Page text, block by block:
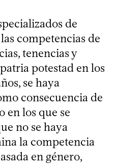
de
competencias de
tenencias y
potestad en los
se haya
consecuencia de
en los que se
no se haya
la competencia
en género,